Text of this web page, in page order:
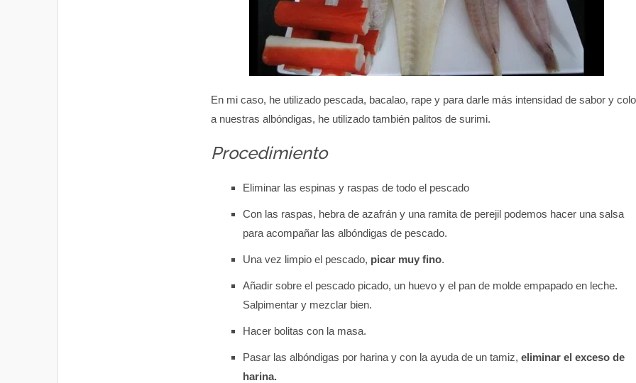
En mi caso, he utilizado pescada, bacalao, rape y para darle más intensidad de sabor y
a nuestras albóndigas, he utilizado también palitos de surimi.
Procedimiento
Eliminar las espinas y raspas de todo el pescado
Con las raspas, hebra de azafrán y una ramita de perejil podemos hacer una salsa
para acompañar las albóndigas de pescado.
Una vez limpio el pescado, picar muy fino.
Añadir sobre el pescado picado, un huevo y el pan de molde empapado en leche.
Salpimentar y mezclar bien.
Hacer bolitas con la masa.
Pasar las albóndigas por harina y con la ayuda de un tamiz, eliminar el exceso de
harina.